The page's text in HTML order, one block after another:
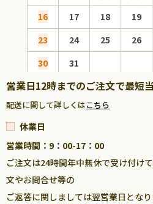
16
17 18 19
23
24 25 26
30
31
営業日12時までのご注文で最短
配送に関して詳しくはこちら
休業日
営業時間：9：00-17：00
ご注文は24時間年中無休で受け付け
文やお問合せ等の
ご返答に関しましては翌営業日となり